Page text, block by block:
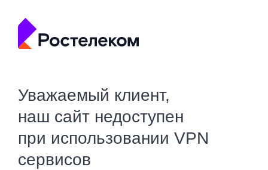
Уважаемый клиент,
наш сайт недоступен
при использовании VPN
сервисов